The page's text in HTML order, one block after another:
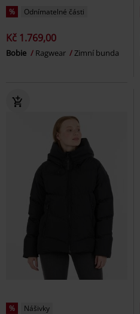
% Odnímatelné části
Kč 1.769,00
Bobie Ragwear Zimní bunda
% Nášivky